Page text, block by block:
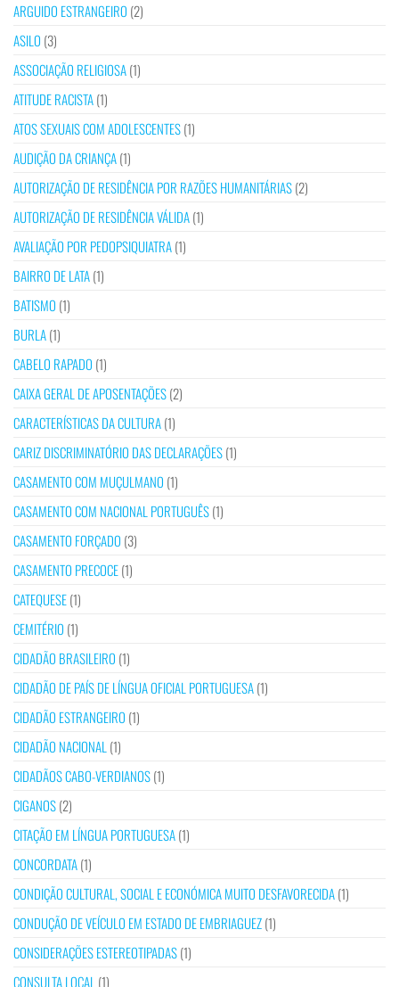
ARGUIDO ESTRANGEIRO (2)
ASILO (3)
ASSOCIAÇÃO RELIGIOSA(1)
ATITUDE RACISTA(1)
ATOS SEXUAIS COM ADOLESCENTES(1)
AUDIÇÃO DA CRIANÇA(1)
AUTORIZAÇÃO DE RESIDÊNCIA POR RAZÕES HUMANITÁRIAS(2)
AUTORIZAÇÃO DE RESIDÊNCIA VÁLIDA(1)
AVALIAÇÃO POR PEDOPSIQUIATRA(1)
BAIRRO DE LATA(1)
BATISMO (1)
BURLA(1)
CABELO RAPADO (1)
CAIXA GERAL DE APOSENTAÇÕES(2)
CARACTERÍSTICAS DA CULTURA(1)
CARIZ DISCRIMINATÓRIO DAS DECLARAÇÕES(1)
CASAMENTO COM MUÇULMANO (1)
CASAMENTO COM NACIONAL PORTUGUÊS(1)
CASAMENTO FORÇADO (3)
CASAMENTO PRECOCE(1)
CATEQUESE(1)
CEMITÉRIO (1)
CIDADÃO BRASILEIRO (1)
CIDADÃO DE PAÍS DE LÍNGUA OFICIAL PORTUGUESA(1)
CIDADÃO ESTRANGEIRO (1)
CIDADÃO NACIONAL (1)
CIDADÃOS CABO-VERDIANOS(1)
CIGANOS(2)
CITAÇÃO EM LÍNGUA PORTUGUESA(1)
CONCORDATA(1)
CONDIÇÃO CULTURAL, SOCIAL E ECONÓMICA MUITO DESFAVORECIDA(1)
CONDUÇÃO DE VEÍCULO EM ESTADO DE EMBRIAGUEZ(1)
CONSIDERAÇÕES ESTEREOTIPADAS(1)
CONSULTA LOCAL (1)